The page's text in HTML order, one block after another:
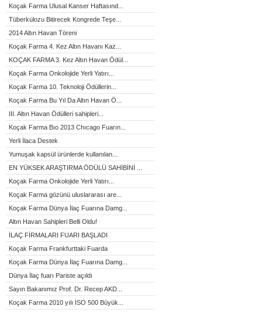
Koçak Farma Ulusal Kanser Haftasınd...
Tüberkülozu Bitirecek Kongrede Teşe...
2014 Altın Havan Töreni
Koçak Farma 4. Kez Altın Havanı Kaz...
KOÇAK FARMA 3. Kez Altın Havan Ödül...
Koçak Farma Onkolojide Yerli Yatırı...
Koçak Farma 10. Teknoloji Ödüllerin...
Koçak Farma Bu Yıl Da Altın Havan Ö...
III. Altın Havan Ödülleri sahipleri...
Koçak Farma Bıo 2013 Chıcago Fuarın...
Yerli İlaca Destek
Yumuşak kapsül ürünlerde kullanılan...
EN YÜKSEK ARAŞTIRMA ÖDÜLÜ SAHİBİNİ ...
Koçak Farma Onkolojide Yerli Yatırı...
Koçak Farma gözünü uluslararası are...
Koçak Farma Dünya İlaç Fuarına Damg...
Altın Havan Sahipleri Belli Oldu!
İLAÇ FİRMALARI FUARI BAŞLADI
Koçak Farma Frankfurttaki Fuarda
Koçak Farma Dünya İlaç Fuarına Damg...
Dünya İlaç fuarı Pariste açıldı
Sayın Bakanımız Prof. Dr. Recep AKD...
Koçak Farma 2010 yılı İSO 500 Büyük...